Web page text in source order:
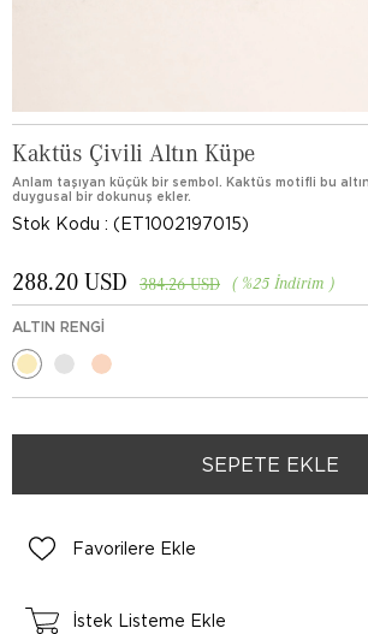
Kaktüs Çivili Altın Küpe
Anlam taşıyan küçük bir sembol. Kaktüs motifli bu
duygusal bir dokunuş ekler.
Stok Kodu (ET1002197015)
%25 İndirim
384.26 USD
288.20 USD
ALTIN RENGI
Favorilere Ekle
İstek Listeme Ekle